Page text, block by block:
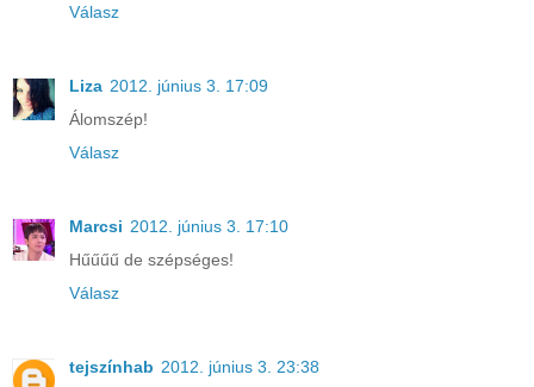
Válasz
Liza 2012. június 3. 17:09
Álomszép!
Válasz
Marcsi 2012. június 3. 17:10
Hűűűű de szépséges!
Válasz
tejszínhab 2012. június 3. 23:38